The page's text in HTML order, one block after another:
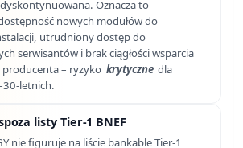
Oznacza to
nowych modułów do
utrudniony dostęp do
serwisantów i brak ciągłości wsparcia
– ryzyko krytyczne dla
letnich.
listy Tier-1 BNEF
nie figuruje na liście bankable Tier-1